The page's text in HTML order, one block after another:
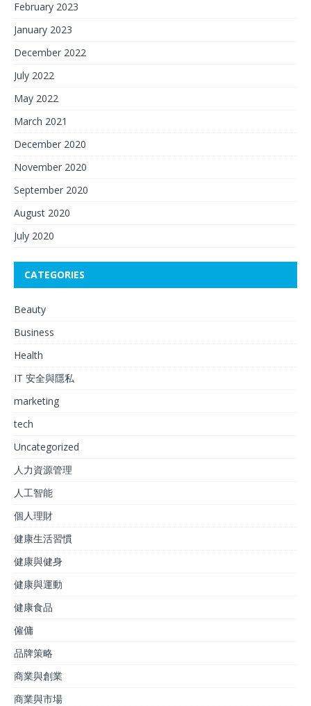
February 2023
January 2023
December 2022
July 2022
May 2022
March 2021
December 2020
November 2020
September 2020
August 2020
July 2020
CATEGORIES
Beauty
Business
Health
IT 安全與隱私
marketing
tech
Uncategorized
人力資源管理
人工智能
個人理財
健康生活習慣
健康與健身
健康與運動
健康食品
僱傭
品牌策略
商業與創業
商業與市場